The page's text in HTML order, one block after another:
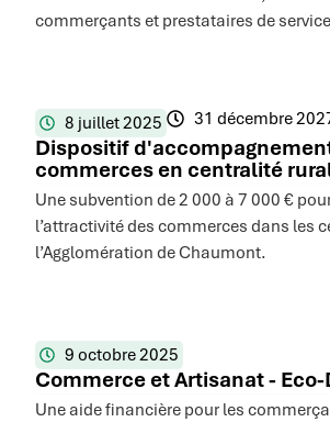
commerçants et prestataires de
8 juillet 2025 31 décembre
Dispositif
commerces en centralité
Une subvention de 2 000 à 7 000 €
l’attractivité des commerces dans les
l’Agglomération de Chaumont.
9 octobre 2025
Commerce et Artisanat -
Une aide financière pour les